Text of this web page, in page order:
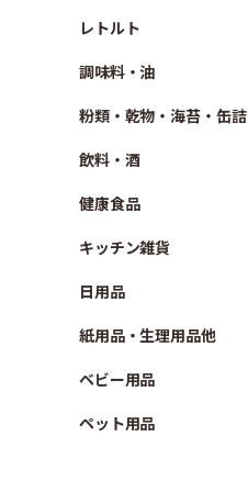
レトルト
調味料・油
粉類・乾物・海苔・缶詰
飲料・酒
健康食品
キッチン雑貨
日用品
紙用品・生理用品他
ベビー用品
ペット用品